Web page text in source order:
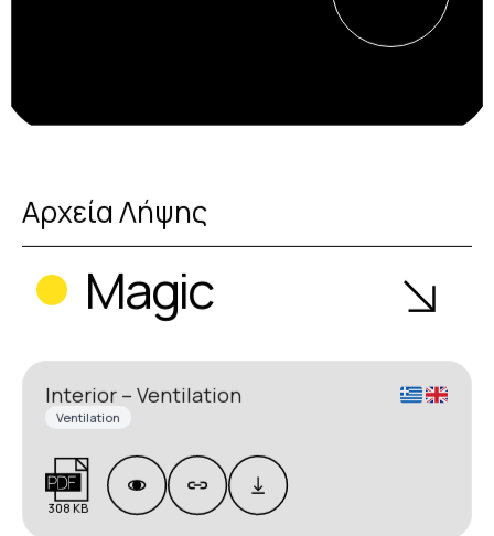
Αρχεία Λήψης
Magic
Interior – Ventilation
Ventilation
308 KB